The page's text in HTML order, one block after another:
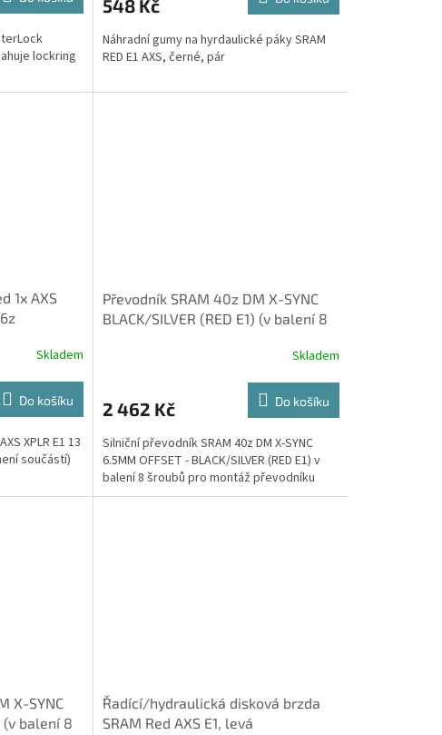
lockring
548 Kč
Náhradní gumy na hyrdaulické páky SRAM
RED E1 AXS, černé, pár
1x AXS
Skladem
Do košíku
XPLR E1 13
součástí)
Převodník SRAM 40z DM X-SYNC
BLACK/SILVER (RED E1) (v balení 8
Skladem
2 462 Kč Do košíku
Silniční převodník SRAM 40z DM X-SYNC
6.5MM OFFSET - BLACK/SILVER (RED E1) v
balení 8 šroubů pro montáž převodníku
X-SYNC
(v balení 8
Řadící/hydraulická disková brzda
SRAM Red AXS E1, levá